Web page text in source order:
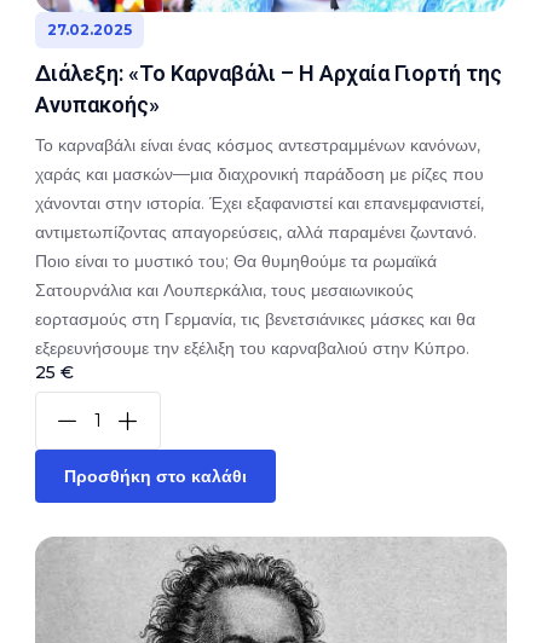
27.02.2025
Διάλεξη: «Το Καρναβάλι – Η Αρχαία Γιορτή της
Ανυπακοής»
Το καρναβάλι είναι ένας κόσμος αντεστραμμένων κανόνων,
χαράς και μασκών—μια διαχρονική παράδοση με ρίζες που
χάνονται στην ιστορία. Έχει εξαφανιστεί και επανεμφανιστεί,
αντιμετωπίζοντας απαγορεύσεις, αλλά παραμένει ζωντανό.
Ποιο είναι το μυστικό του; Θα θυμηθούμε τα ρωμαϊκά
Σατουρνάλια και Λουπερκάλια, τους μεσαιωνικούς
εορτασμούς στη Γερμανία, τις βενετσιάνικες μάσκες και θα
εξερευνήσουμε την εξέλιξη του καρναβαλιού στην Κύπρο.
25 €
Προσθήκη στο καλάθι